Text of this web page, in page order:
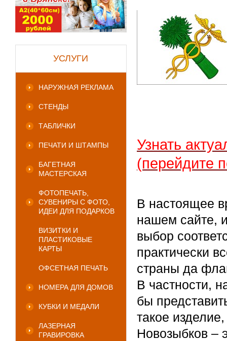
УСЛУГИ
НАРУЖНАЯ РЕКЛАМА
СТЕНДЫ
ТАБЛИЧКИ
ПЕЧАТИ И ШТАМПЫ
БАГЕТНАЯ
МАСТЕРСКАЯ
ФОТОПЕЧАТЬ,
СУВЕНИРЫ С ФОТО,
ИДЕИ ДЛЯ ПОДАРКОВ
ВИЗИТКИ И
ПЛАСТИКОВЫЕ
КАРТЫ
ОФСЕТНАЯ ПЕЧАТЬ
НОМЕРА ДЛЯ ДОМОВ
КУБКИ И МЕДАЛИ
ЛАЗЕРНАЯ
ГРАВИРОВКА
Узнать
(перейдите
В настоящее
нашем сайте,
выбор
практически
страны да
В частности,
бы
такое
Новозыбков –